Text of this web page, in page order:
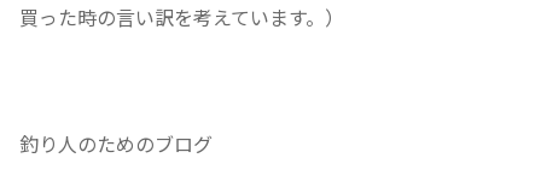
買った時の言い訳を考えています。）
釣り人のためのブログ